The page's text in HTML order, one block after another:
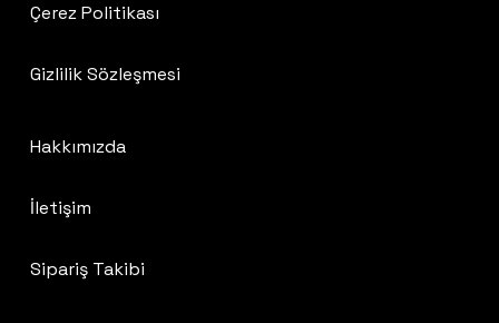
Çerez Politikası
Gizlilik Sözleşmesi
Hakkımızda
İletişim
Sipariş Takibi